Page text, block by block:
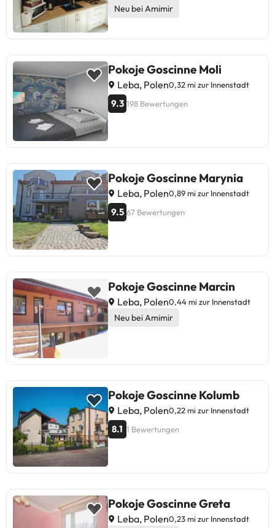
Neu bei Amimir
Pokoje Goscinne Moli
Leba, Polen0,32 mi zur Innenstadt
9.3 198 Bewertungen
Pokoje Goscinne Marynia
Leba, Polen0,89 mi zur Innenstadt
9.5 67 Bewertungen
Pokoje Goscinne Marcin
Leba, Polen0,44 mi zur Innenstadt
Neu bei Amimir
Pokoje Goscinne Kolumb
Leba, Polen0,22 mi zur Innenstadt
8.1 1 Bewertungen
Pokoje Goscinne Greta
Leba, Polen0,23 mi zur Innenstadt